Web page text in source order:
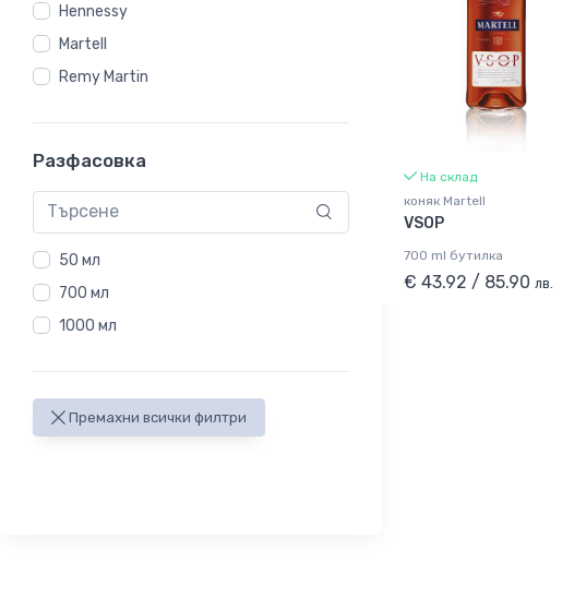
Hennessy
Martell
Remy Martin
Разфасовка
50 мл
700 мл
1000 мл
Премахни всички филтри
На склад
коняк Martell
VSOP
700 ml бутилка
€ 43.92 / 85.90 лв.